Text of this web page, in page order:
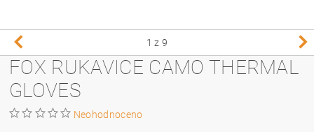
1 z 9
FOX RUKAVICE CAMO THERMAL
GLOVES
Neohodnoceno